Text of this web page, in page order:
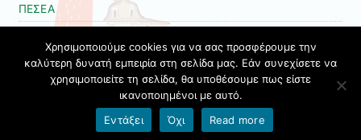
ΠΕΣΕΑ
ΥΠΑΙΘ
Υπηρεσία video ΠΣΔ
Όροι χρήσης blogs.sch.gr| Δήλωση προσβασιμότητας
Χρησιμοποιούμε cookies για να σας προσφέρουμε την
καλύτερη δυνατή εμπειρία στη σελίδα μας. Εάν συνεχίσετε να
χρησιμοποιείτε τη σελίδα, θα υποθέσουμε πως είστε
ικανοποιημένοι με αυτό.
Εντάξει
Όχι Read more